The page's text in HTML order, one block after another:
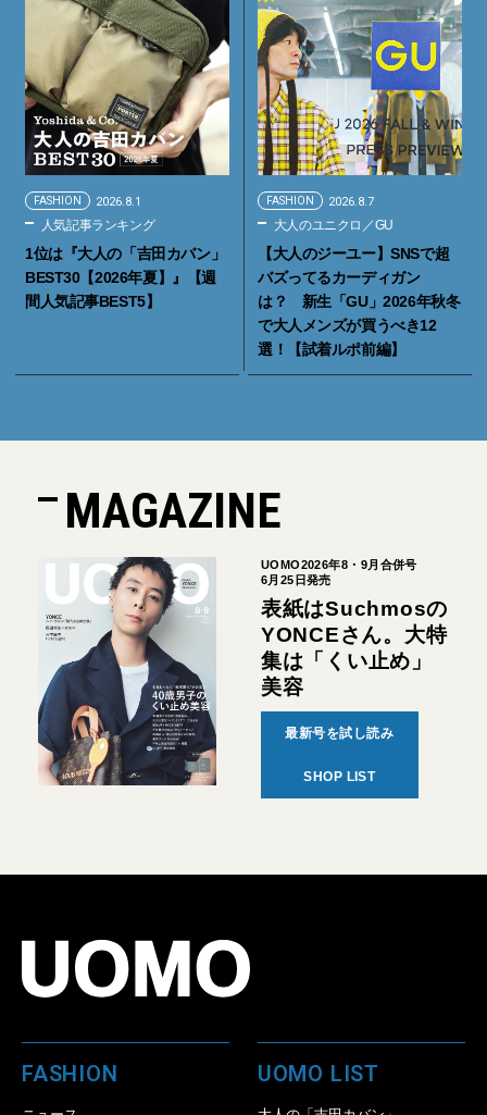
FASHION 2026.8.1
人気記事ランキング
1位は『大人の「吉田カバン」
BEST30【2026年夏】』【週
間人気記事BEST5】
FASHION 2026.8.7
大人のユニクロ／GU
【大人のジーユー】SNSで超
バズってるカーディガン
は？ 新生「GU」2026年秋冬
で大人メンズが買うべき12
選！【試着ルポ前編】
MAGAZINE
UOMO2026年8・9月合併号
6月25日発売
表紙はSuchmosの
YONCEさん。大特
集は「くい止め」
美容
最新号を試し読み
SHOP LIST
FASHION UOMO LIST